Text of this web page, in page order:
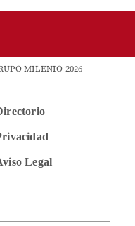
MILENIO 2026
Legal